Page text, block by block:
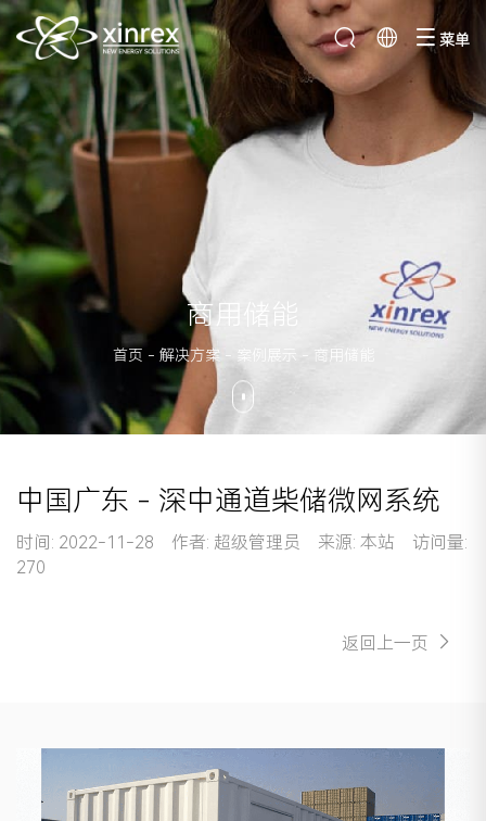
菜单
商用储能
首页 - 解决方案 - 案例展示 - 商用储能
中国广东 - 深中通道柴储微网系统
时间: 2022-11-28 作者: 超级管理员 来源: 本站 访问量:
270
返回上一页